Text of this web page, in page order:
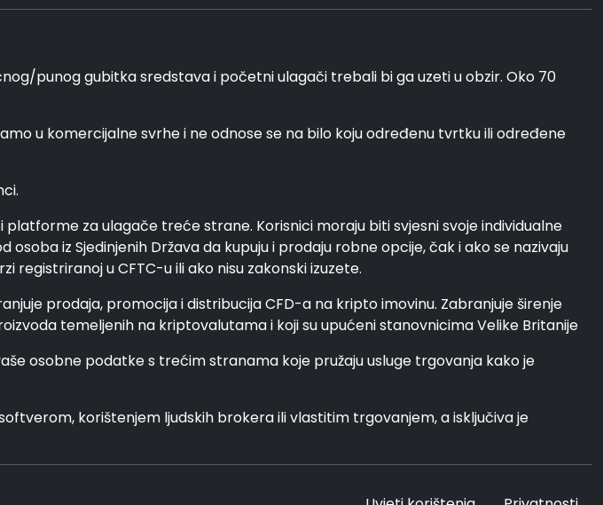
punog gubitka sredstava i početni ulagači trebali bi ga uzeti u obzir. Oko 70
u komercijalne svrhe i ne odnose se na bilo koju određenu tvrtku ili određene
za ulagače treće strane. Korisnici moraju biti svjesni svoje individualne
iz Sjedinjenih Država da kupuju i prodaju robne opcije, čak i ako se nazivaju
registriranoj u CFTC-u ili ako nisu zakonski izuzete.
prodaja, promocija i distribucija CFD-a na kripto imovinu. Zabranjuje širenje
temeljenih na kriptovalutama i koji su upućeni stanovnicima Velike Britanije
osobne podatke s trećim stranama koje pružaju usluge trgovanja kako je
korištenjem ljudskih brokera ili vlastitim trgovanjem, a isključiva je